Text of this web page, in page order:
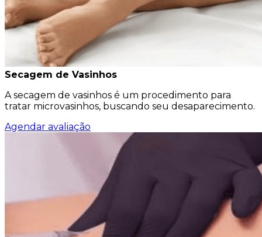
Secagem de Vasinhos
A secagem de vasinhos é um procedimento para
tratar microvasinhos, buscando seu desaparecimento.
Agendar avaliação